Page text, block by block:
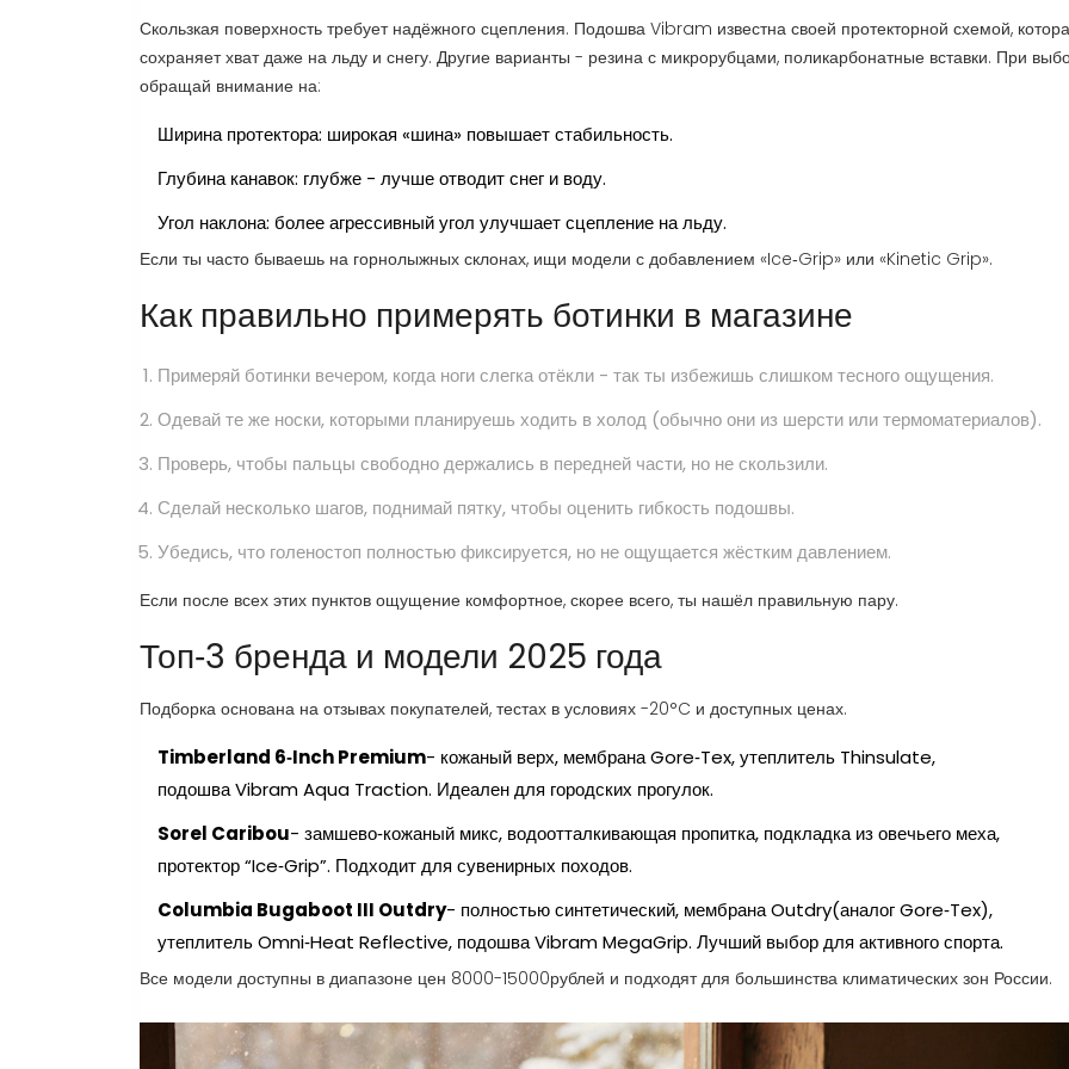
Скользкая поверхность требует надёжного сцепления. Подошва Vibram известна своей протекторной схемой,
сохраняет хват даже на льду и снегу. Другие варианты - резина с микрорубцами, поликарбонатные вставки. При
обращай внимание на:
Ширина протектора: широкая «шина» повышает стабильность.
Глубина канавок: глубже - лучше отводит снег и воду.
Угол наклона: более агрессивный угол улучшает сцепление на льду.
Если ты часто бываешь на горнолыжных склонах, ищи модели с добавлением «Ice‑Grip» или «Kinetic Grip».
Как правильно примерять ботинки в магазине
Примеряй ботинки вечером, когда ноги слегка отёкли - так ты избежишь слишком тесного ощущения.
Одевай те же носки, которыми планируешь ходить в холод (обычно они из шерсти или термоматериалов).
Проверь, чтобы пальцы свободно держались в передней части, но не скользили.
Сделай несколько шагов, поднимай пятку, чтобы оценить гибкость подошвы.
Убедись, что голеностоп полностью фиксируется, но не ощущается жёстким давлением.
Если после всех этих пунктов ощущение комфортное, скорее всего, ты нашёл правильную пару.
Топ‑3 бренда и модели 2025 года
Подборка основана на отзывах покупателей, тестах в условиях -20°C и доступных ценах.
Timberland 6‑Inch Premium- кожаный верх, мембрана Gore‑Tex, утеплитель Thinsulate,
подошва Vibram Aqua Traction. Идеален для городских прогулок.
Sorel Caribou- замшево‑кожаный микс, водоотталкивающая пропитка, подкладка из овечьего меха,
протектор “Ice‑Grip”. Подходит для сувенирных походов.
Columbia Bugaboot III Outdry- полностью синтетический, мембрана Outdry(аналог Gore‑Tex),
утеплитель Omni‑Heat Reflective, подошва Vibram MegaGrip. Лучший выбор для активного спорта.
Все модели доступны в диапазоне цен 8000-15000рублей и подходят для большинства климатических зон России.